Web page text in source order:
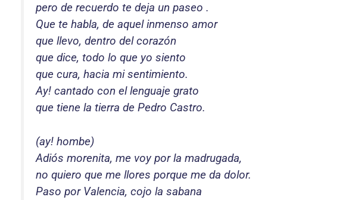
pero de recuerdo te deja un paseo .
Que te habla, de aquel inmenso amor
que llevo, dentro del corazón
que dice, todo lo que yo siento
que cura, hacia mi sentimiento.
Ay! cantado con el lenguaje grato
que tiene la tierra de Pedro Castro.
(ay! hombe)
Adiós morenita, me voy por la madrugada,
no quiero que me llores porque me da dolor.
Paso por Valencia, cojo la sabana